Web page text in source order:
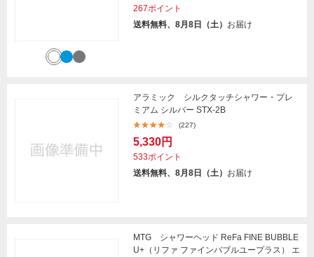
267ポイント
送料無料、8月8日（土） お届け
アラミック シルクタッチシャワー・プレ
ミアム シルバー STX-2B
(227)
5,330円
533ポイント
送料無料、8月8日（土） お届け
MTG シャワーヘッド ReFa FINE BUBBLE
U+（リファ ファインバブルユープラス） エ